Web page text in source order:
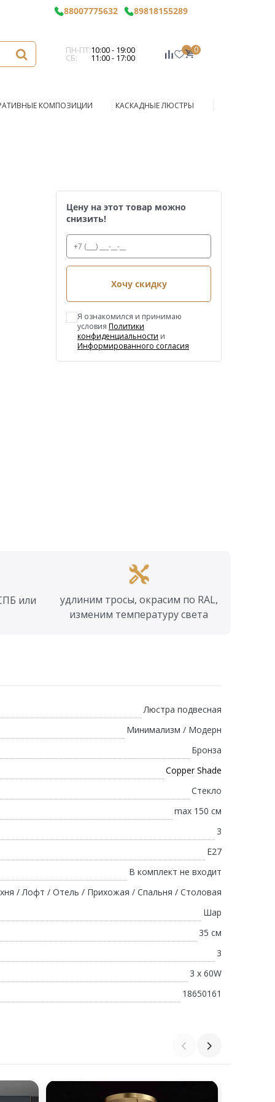
88007775632 89818155289
ПН-ПТ:10:00 - 19:00
СБ: 11:00 - 17:00
0
КОМПОЗИЦИИ КАСКАДНЫЕ ЛЮСТРЫ
Цену на этот товар можно
снизить!
Хочу скидку
Я ознакомился и принимаю
условия Политики
конфиденциальности и
Информированного согласия
или
удлиним тросы, окрасим по RAL,
изменим температуру света
Люстра подвесная
Минимализм / Модерн
Бронза
Copper Shade
Стекло
max 150 см
3
E27
В комплект не входит
/ Лофт / Отель / Прихожая / Спальня / Столовая
Шар
35 см
3
3 х 60W
18650161